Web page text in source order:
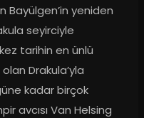
Bayülgen’in yeniden
seyirciyle
tarihin en ünlü
Drakula’yla
kadar birçok
avcısı Van Helsing